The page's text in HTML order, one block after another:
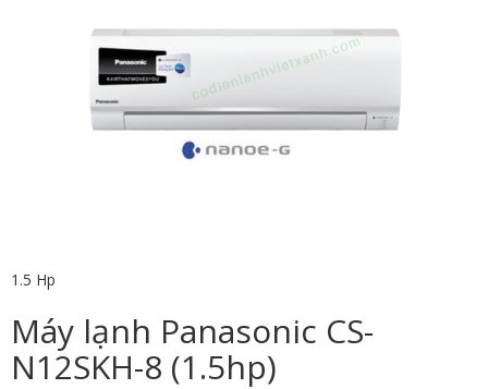
1.5 Hp
Máy lạnh Panasonic CS-
N12SKH-8 (1.5hp)